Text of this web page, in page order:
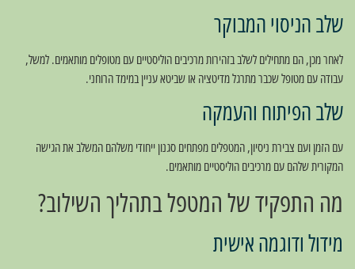
שלב הניסוי המבוקר
לאחר מכן, הם מתחילים לשלב בזהירות מרכיבים הוליסטיים עם מטופלים מותאמים. למשל,
עבודה עם מטופל שכבר מתרגל מדיטציה או שביטא עניין במימד הרוחני.
שלב הפיתוח והעמקה
עם הזמן ועם צבירת ניסיון, המטפלים מפתחים סגנון ייחודי משלהם המשלב את הגישה
המקורית שלהם עם מרכיבים הוליסטיים מותאמים.
מה התפקיד של המטפל בתהליך השילוב?
מידול ודוגמה אישית